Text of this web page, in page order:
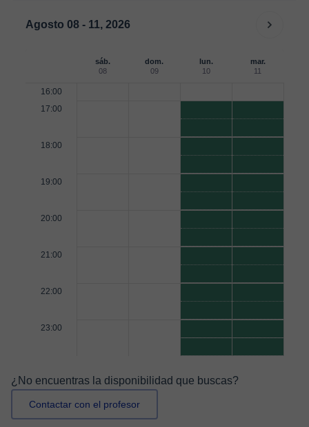
Agosto 08 - 11, 2026
sáb.
08
dom.
09
lun.
10
mar.
11
16:00
17:00
18:00
19:00
20:00
21:00
22:00
23:00
¿No encuentras la disponibilidad que buscas?
Contactar con el profesor